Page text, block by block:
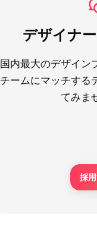
デザイナ
国内最大のデザイン
チームにマッチする
てみま
採